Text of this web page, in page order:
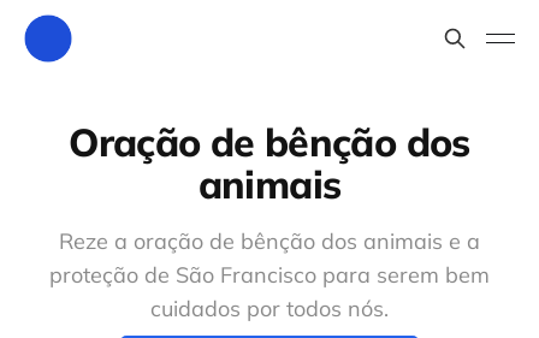
Oração de bênção dos
animais
Reze a oração de bênção dos animais e a
proteção de São Francisco para serem bem
cuidados por todos nós.